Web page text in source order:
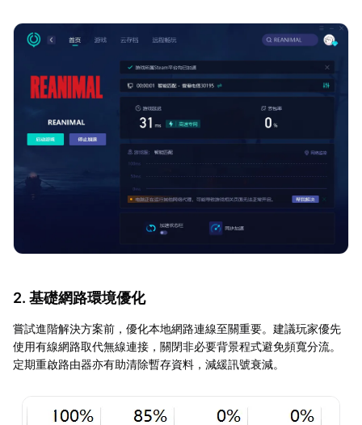
2. 基礎網路環境優化
嘗試進階解決方案前，優化本地網路連線至關重要。建議玩家優先
使用有線網路取代無線連接，關閉非必要背景程式避免頻寬分流。
定期重啟路由器亦有助清除暫存資料，減緩訊號衰減。